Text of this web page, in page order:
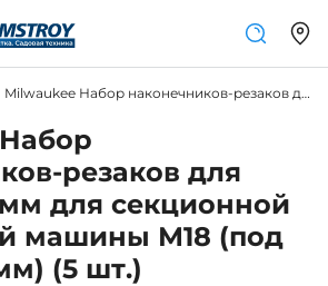
Milwaukee Набор наконечников-резаков для корней 50 мм для секционной прочистной машины М18 (под тросик 22 мм) (5 шт.)
резаков для
для секционной
машины М18 (под
(5 шт.)